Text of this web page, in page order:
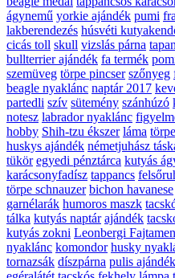
ágynemű yorkie ajándék pumi
lakberendezés húsvéti
cicás toll skull vizslás párna
bullterrier ajándék fa termék
szemüveg törpe pincser szőnyeg
beagle nyaklánc naptár 2017
partedli szív sütemény szánhúzó
notesz labrador nyaklánc
hobby Shih-tzu ékszer láma
huskys ajándék németjuhász
tükör egyedi pénztárca kutyás
karácsonyfadísz tappancs
törpe schnauzer bichon havanese
garnélarák humoros maszk
tálka kutyás naptár ajándék
kutyás zokni Leonbergi
nyaklánc komondor husky
tornazsák díszpárna pulis ajándék